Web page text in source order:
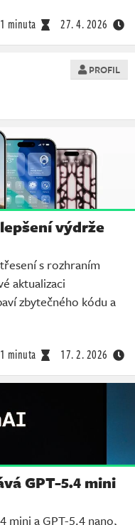
1 minuta 27. 4. 2026
PROFIL
výdrže
s rozhraním
aktualizaci
zbytečného kódu a
1 minuta 17. 2. 2026
GPT-5.4 mini
mini a GPT-5.4 nano,